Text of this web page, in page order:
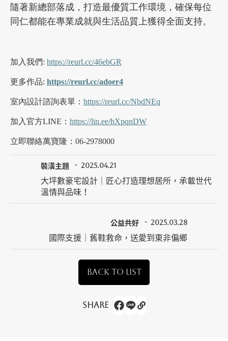
隨著新總部落成，打造最優質工作環境，確保每位
同仁都能在專業成就與生活品質上獲得全面支持。
加入我們: https://reurl.cc/46ebGR
更多作品: https://reurl.cc/adoer4
室內設計諮詢表單： https://reurl.cc/NbdNEq
加入官方LINE： https://lin.ee/hXpqnDW
立即聯絡萬寶隆：06-2978000
裝潢主題 2025.04.21
大坪數豪宅設計｜匠心打造理想居所，承載世代
溫情與品味！
公益共好 2025.03.28
國際支援｜舊鞋救命，送愛到東非偏鄉
BACK TO LIST
Share